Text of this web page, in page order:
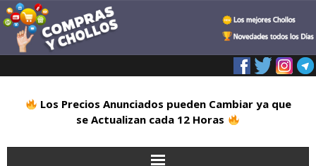
Los Precios Anunciados pueden Cambiar ya que
se Actualizan cada 12 Horas